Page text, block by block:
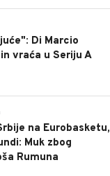
Di Marcio
vraća u Seriju A
na Eurobasketu,
Muk zbog
Rumuna